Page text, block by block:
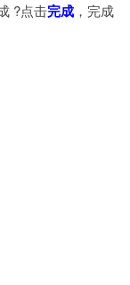
?点击完成 ，完成